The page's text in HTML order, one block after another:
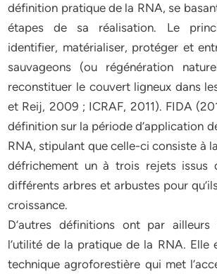
définition pratique de la RNA, se
étapes de sa réalisation. Le
identifier, matérialiser, protéger et
sauvageons (ou régénération
reconstituer le couvert ligneux dans
et Reij, 2009 ; ICRAF, 2011). FIDA
définition sur la période d’application
RNA, stipulant que celle-ci consiste à
défrichement un à trois rejets issus
différents arbres et arbustes pour
croissance.
D’autres définitions ont par ailleurs
l’utilité de la pratique de la RNA. Elle
technique agroforestière qui met